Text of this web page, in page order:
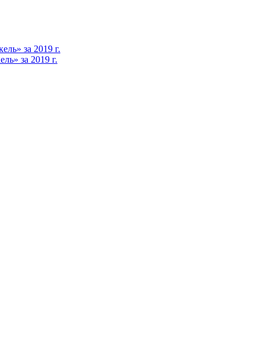
за 2019 г.
за 2019 г.